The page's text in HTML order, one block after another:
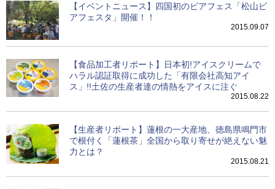
【イベントニュース】四国初のビアフェス「松山ビ
アフェスタ」開催！！
2015.09.07
【食品加工者リポート】日本初!アイスクリームで
ハラル認証取得に成功した「有限会社高知アイ
ス」!!土佐の生産者達の情熱をアイスに注ぐ
2015.08.22
【生産者リポート】蓮根の一大産地、徳島県鳴門市
で根付く「蓮根茶」全国から取り寄せが絶えない魅
力とは？
2015.08.21